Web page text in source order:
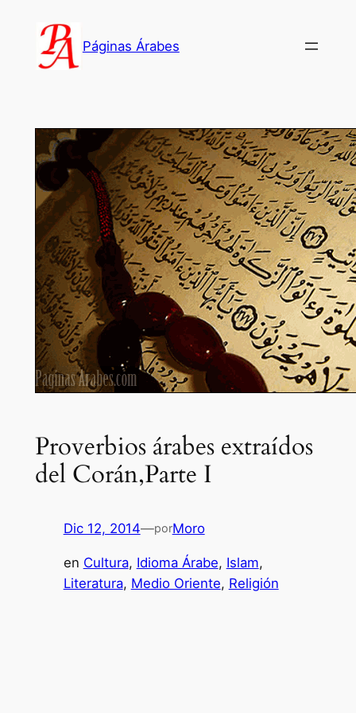
contenido
Páginas Árabes
Proverbios árabes extraídos
del Corán,Parte I
Dic 12, 2014—porMoro
en Cultura, Idioma Árabe, Islam
Literatura, Medio Oriente, Religión